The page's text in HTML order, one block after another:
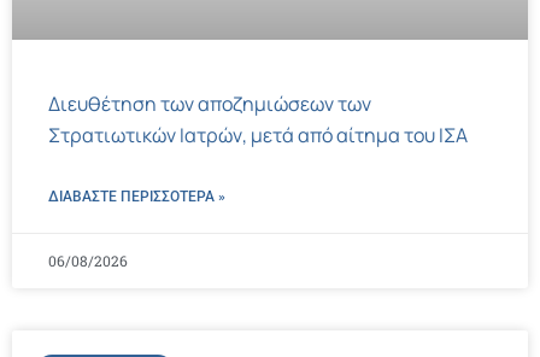
Διευθέτηση των αποζημιώσεων των
Στρατιωτικών Ιατρών, μετά από αίτημα του ΙΣΑ
ΔΙΑΒΑΣΤΕ ΠΕΡΙΣΣΌΤΕΡΑ »
06/08/2026